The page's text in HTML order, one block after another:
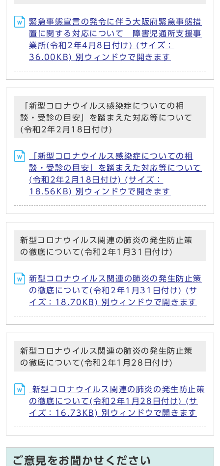
緊急事態宣言の発令に伴う大阪府緊急事態措
置に関する対応について 障害児通所支援事
業所(令和2年4月8日付け) (サイズ：
36.00KB) 別ウィンドウで開きます
「新型コロナウイルス感染症についての相
談・受診の目安」を踏まえた対応等について
(令和2年2月18日付け)
「新型コロナウイルス感染症についての相
談・受診の目安」を踏まえた対応等について
(令和2年2月18日付け) (サイズ：
18.56KB) 別ウィンドウで開きます
新型コロナウイルス関連の肺炎の発生防止策
の徹底について(令和2年1月31日付け)
新型コロナウイルス関連の肺炎の発生防止策
の徹底について(令和2年1月31日付け) (サ
イズ：18.70KB) 別ウィンドウで開きます
新型コロナウイルス関連の肺炎の発生防止策
の徹底について(令和2年1月28日付け)
新型コロナウイルス関連の肺炎の発生防止策
の徹底について(令和2年1月28日付け) (サ
イズ：16.73KB) 別ウィンドウで開きます
ご意見をお聞かせください